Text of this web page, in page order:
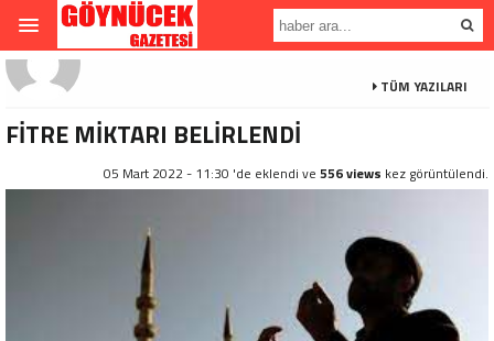
TÜM YAZILARI
FİTRE MİKTARI BELİRLENDİ
05 Mart 2022 - 11:30 'de eklendi ve 556 views kez görüntülendi.